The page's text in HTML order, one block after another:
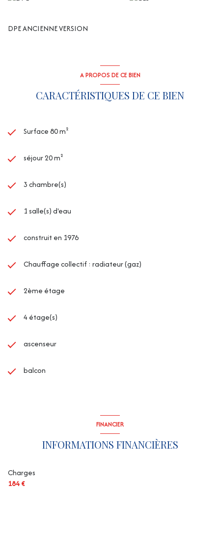
DPE ANCIENNE VERSION
A PROPOS DE CE BIEN
CARACTÉRISTIQUES DE CE BIEN
Surface 80 m²
séjour 20 m²
3 chambre(s)
1 salle(s) d'eau
construit en 1976
Chauffage collectif : radiateur (gaz)
2ème étage
4 étage(s)
ascenseur
balcon
FINANCIER
INFORMATIONS FINANCIÈRES
Charges
184 €